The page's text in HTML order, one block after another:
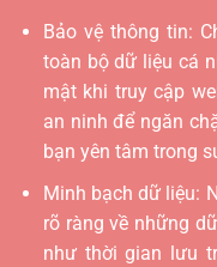
Bảo vệ thông tin:
toàn bộ dữ liệu cá
mật khi truy cập
an ninh để ngăn
bạn yên tâm trong
Minh bạch dữ liệu:
rõ ràng về những
như thời gian lưu